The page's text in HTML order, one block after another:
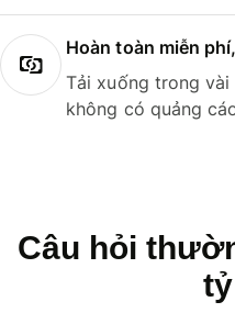
Hoàn toàn miễn
Tải xuống trong
không có quảng
Câu hỏi